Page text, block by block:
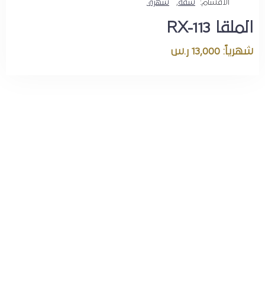
الملقا RX-113
شهرياً: 13,000 ر.س
الاقسام: شقة, شهري